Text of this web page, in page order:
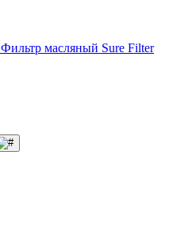
Фильтр масляный Sure Filter